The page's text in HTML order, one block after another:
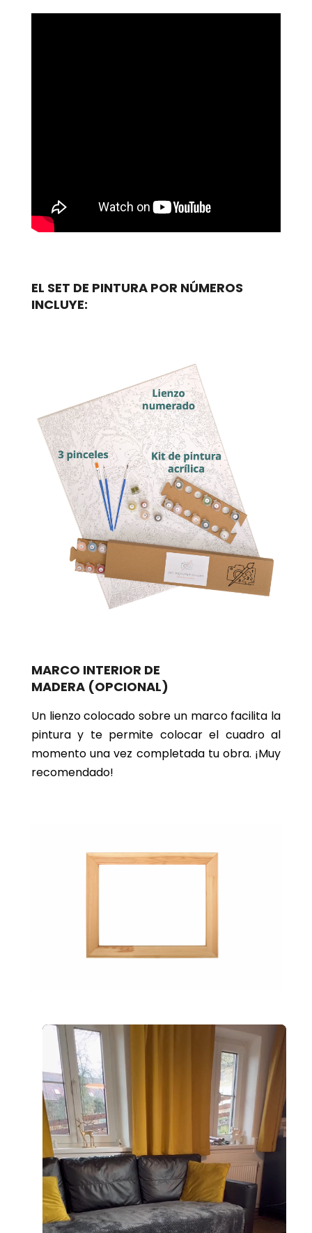
EL SET DE PINTURA POR NÚMEROS
INCLUYE:
MARCO INTERIOR DE
MADERA (OPCIONAL)
Un lienzo colocado sobre un marco facilita la
pintura y te permite colocar el cuadro al
momento una vez completada tu obra. ¡Muy
recomendado!